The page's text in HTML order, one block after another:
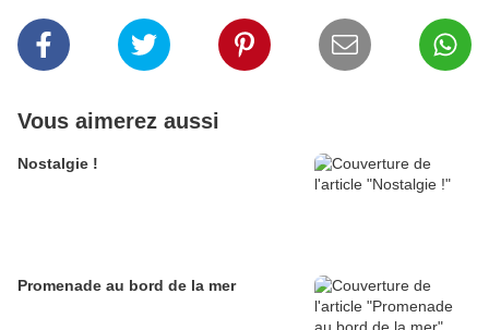
Vous aimerez aussi
Nostalgie !
Promenade au bord de la mer